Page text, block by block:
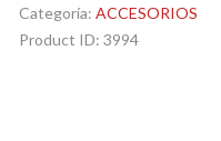
Categoría: ACCESORIOS
Product ID: 3994